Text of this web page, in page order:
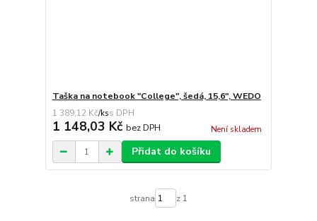
Taška na notebook "College", šedá, 15,6", WEDO
1 389,12 Kč/ks
1 148,03 Kč bez DPH Není skladem
Přidat do košíku
strana z 1